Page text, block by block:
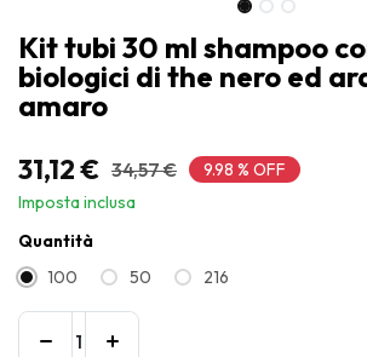
Kit tubi 30 ml shampoo
biologici di the nero ed
amaro
31,12€ 34,57€
Imposta inclusa
9.98 % OFF
Quantità
100 50 216